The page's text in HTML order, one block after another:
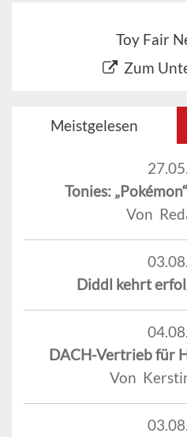
Toy Fair
Zum
Meistgelesen
Tonies:
Von
Diddl kehrt
DACH-Vertrieb für
Von